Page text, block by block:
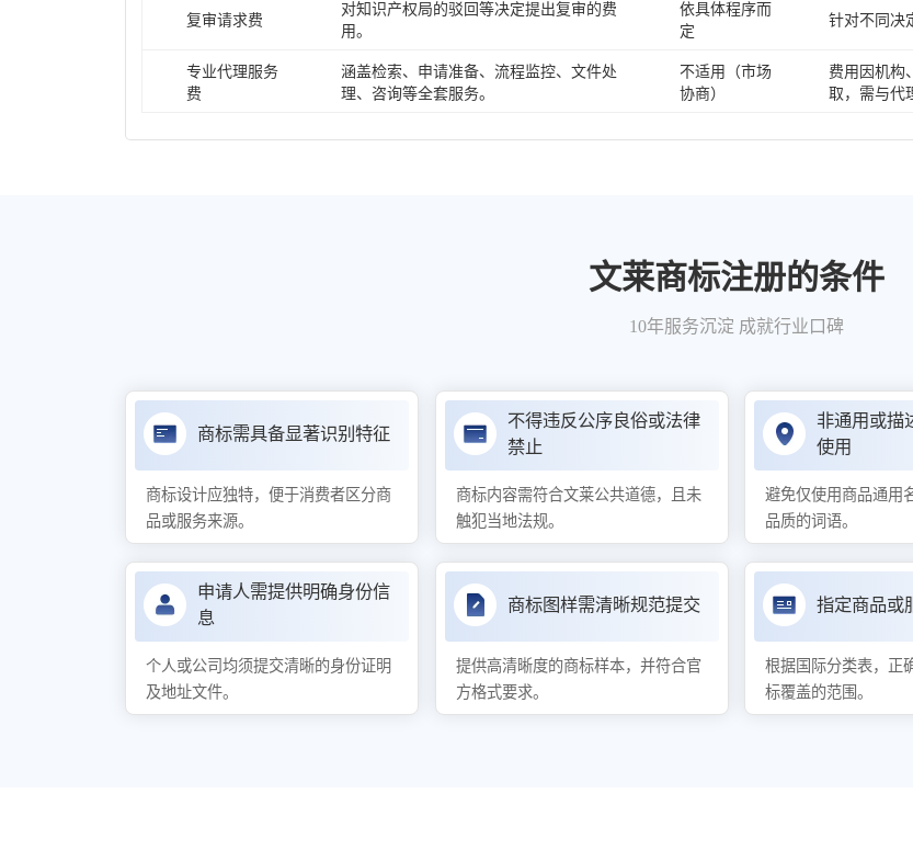
复审请求费
对知识产权局的驳回等决定提出复审的费
用。
依具体程序而
定
针对不同决
专业代理服务
费
涵盖检索、申请准备、流程监控、文件处
理、咨询等全套服务。
不适用（市场
协商）
费用因机构
取，需与代
文莱商标注册的条件
10年服务沉淀 成就行业口碑
商标需具备显著识别特征
商标设计应独特，便于消费者区分商
品或服务来源。
不得违反公序良俗或法律
禁止
商标内容需符合文莱公共道德，且未
触犯当地法规。
非通用或描
使用
避免仅使用商品通用
品质的词语。
申请人需提供明确身份信
息
个人或公司均须提交清晰的身份证明
及地址文件。
商标图样需清晰规范提交
提供高清晰度的商标样本，并符合官
方格式要求。
指定商品或
根据国际分类表，正
标覆盖的范围。